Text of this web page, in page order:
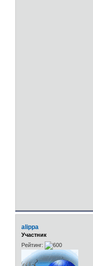
alippa
Участник
Рейтинг: